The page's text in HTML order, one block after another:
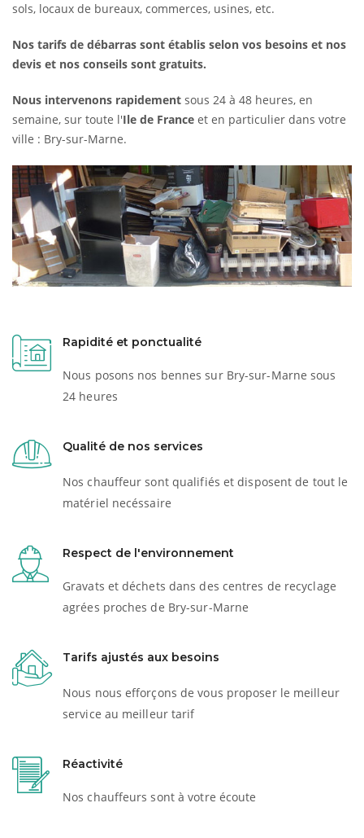
sols, locaux de bureaux, commerces, usines, etc.
Nos tarifs de débarras sont établis selon vos besoins et nos
devis et nos conseils sont gratuits.
Nous intervenons rapidement sous 24 à 48 heures, en
semaine, sur toute l'Ile de France et en particulier dans votre
ville : Bry-sur-Marne.
Rapidité et ponctualité
Nous posons nos bennes sur Bry-sur-Marne sous
24 heures
Qualité de nos services
Nos chauffeur sont qualifiés et disposent de tout le
matériel necéssaire
Respect de l'environnement
Gravats et déchets dans des centres de recyclage
agrées proches de Bry-sur-Marne
Tarifs ajustés aux besoins
Nous nous efforçons de vous proposer le meilleur
service au meilleur tarif
Réactivité
Nos chauffeurs sont à votre écoute